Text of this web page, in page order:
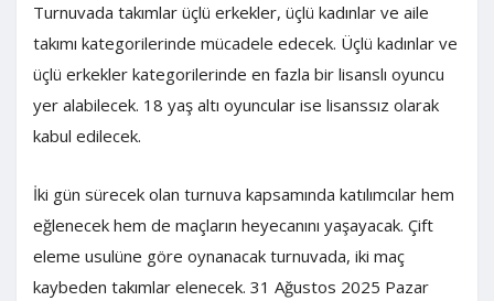
Turnuvada takımlar üçlü erkekler, üçlü kadınlar ve aile
takımı kategorilerinde mücadele edecek. Üçlü kadınlar ve
üçlü erkekler kategorilerinde en fazla bir lisanslı oyuncu
yer alabilecek. 18 yaş altı oyuncular ise lisanssız olarak
kabul edilecek.
İki gün sürecek olan turnuva kapsamında katılımcılar hem
eğlenecek hem de maçların heyecanını yaşayacak. Çift
eleme usulüne göre oynanacak turnuvada, iki maç
kaybeden takımlar elenecek. 31 Ağustos 2025 Pazar